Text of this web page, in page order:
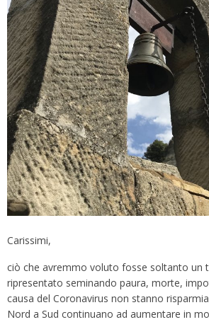
Carissimi,
ciò che avremmo voluto fosse soltanto un
ripresentato seminando paura, morte,
causa del Coronavirus non stanno
Nord a Sud continuano ad aumentare in